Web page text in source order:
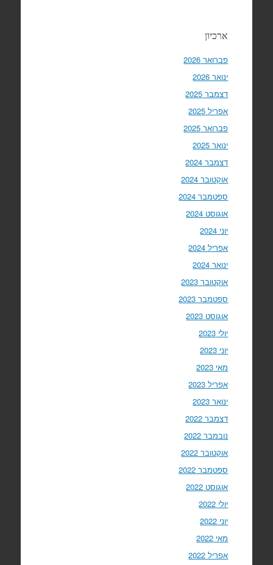
ארכיון
פברואר 2026
ינואר 2026
דצמבר 2025
אפריל 2025
פברואר 2025
ינואר 2025
דצמבר 2024
אוקטובר 2024
ספטמבר 2024
אוגוסט 2024
יוני 2024
אפריל 2024
ינואר 2024
אוקטובר 2023
ספטמבר 2023
אוגוסט 2023
יולי 2023
יוני 2023
מאי 2023
אפריל 2023
ינואר 2023
דצמבר 2022
נובמבר 2022
אוקטובר 2022
ספטמבר 2022
אוגוסט 2022
יולי 2022
יוני 2022
מאי 2022
אפריל 2022